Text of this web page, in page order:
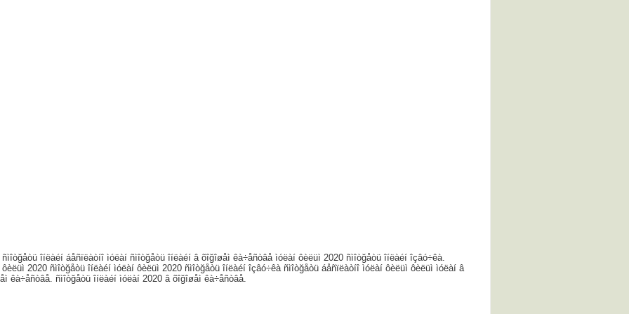
ñìîòğåòü îíëàéí áåñïëàòíî ìóëàí ñìîòğåòü îíëàéí â õîğîøåì êà÷åñòâå ìóëàí ôèëüì 2020 ñìîòğåòü îíëàéí îçâó÷êà.
ôèëüì 2020 ñìîòğåòü îíëàéí ìóëàí ôèëüì 2020 ñìîòğåòü îíëàéí îçâó÷êà ñìîòğåòü áåñïëàòíî ìóëàí ôèëüì ôèëüì ìóëàí â
êà÷åñòâå. ñìîòğåòü îíëàéí ìóëàí 2020 â õîğîøåì êà÷åñòâå.